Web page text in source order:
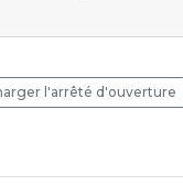
l'arrêté d'ouverture